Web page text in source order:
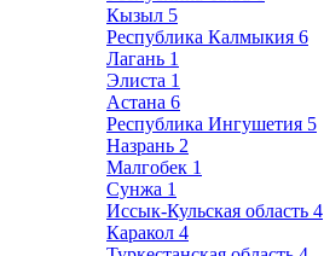
Кызыл 5
Республика Калмыкия 6
Лагань 1
Элиста 1
Астана 6
Республика Ингушетия 5
Назрань 2
Малгобек 1
Сунжа 1
Иссык-Кульская область 4
Каракол 4